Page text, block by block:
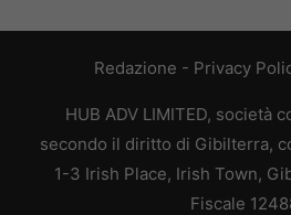
Redazione - Privacy
HUB ADV LIMITED, società
secondo il diritto di Gibilterra,
1-3 Irish Place, Irish Town,
Fiscale